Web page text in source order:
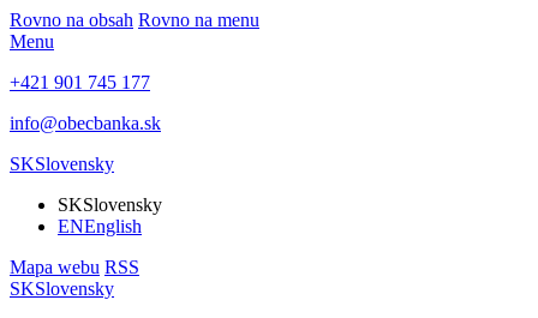
Rovno na obsah Rovno na menu
Menu
+421 901 745 177
info@obecbanka.sk
SKSlovensky
SKSlovensky
ENEnglish
Mapa webu RSS
SKSlovensky